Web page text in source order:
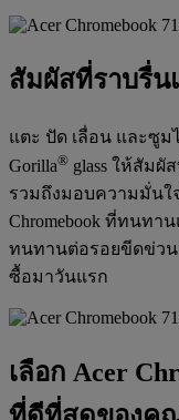
สัมผัสที่ราบรื่
แตะ ปัด เลื่อน และซูม
Gorilla® glass ให้สัม
รวมถึงมอบความมั่นใ
Chromebook ที่ทนท
ทนทานต่อรอยขีดข่ว
ซื้อมาวันแรก
เลือก Acer